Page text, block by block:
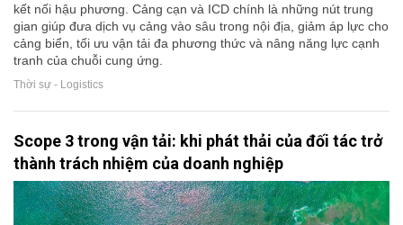
kết nối hậu phương. Cảng cạn và ICD chính là những nút trung
gian giúp đưa dịch vụ cảng vào sâu trong nội địa, giảm áp lực cho
cảng biển, tối ưu vận tải đa phương thức và nâng năng lực cạnh
tranh của chuỗi cung ứng.
Thời sự - Logistics
Scope 3 trong vận tải: khi phát thải của đối tác trở
thành trách nhiệm của doanh nghiệp